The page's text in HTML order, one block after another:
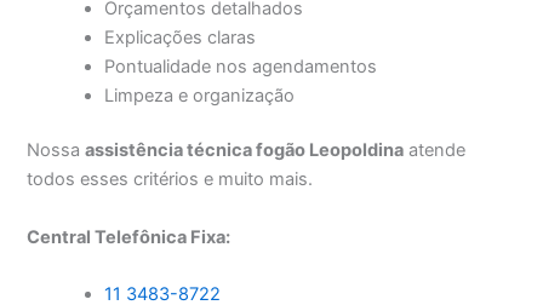
Orçamentos detalhados
Explicações claras
Pontualidade nos agendamentos
Limpeza e organização
Nossaassistência técnica fogão Leopoldina atende
todos esses critérios e muito mais.
Central Telefônica Fixa:
11 3483-8722